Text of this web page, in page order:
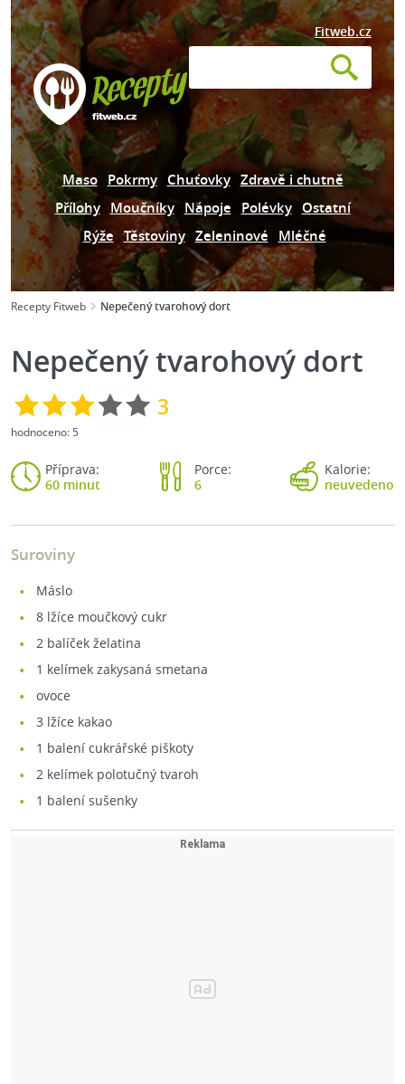
Fitweb.cz
Maso Pokrmy Chuťovky Zdravě i chutně
Přílohy Moučníky Nápoje Polévky Ostatní
Rýže Těstoviny Zeleninové Mléčné
Recepty Fitweb Nepečený tvarohový dort
Nepečený tvarohový dort
3
hodnoceno:5
Příprava:
60 minut
Porce:
6
Kalorie:
neuvedeno
Suroviny
máslo
8 lžíce moučkový cukr
2 balíček želatina
1 kelímek zakysaná smetana
ovoce
3 lžíce kakao
1 balení cukrářské piškoty
2 kelímek polotučný tvaroh
1 balení sušenky